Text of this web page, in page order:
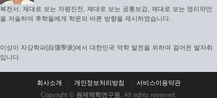
복전서, 제대로 보는 자평진전, 제대로 보는 궁통보감, 제대로 보는 명리약언
을 저술하여 후학들에게 학문의 바른 방향을 제시하였습니다.
이상이 자강학파(自彊學派)에서 대한민국 역학 발전을 위하여 걸어온 발자취
입니다.
회사소개 개인정보처리방침
서비스이용약관
Copyright © 원제역학연구원. All rights reserved.